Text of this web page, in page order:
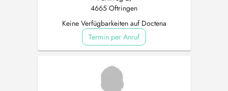
4665 Oftringen
Keine Verfügbarkeiten auf Doctena
Termin per Anruf